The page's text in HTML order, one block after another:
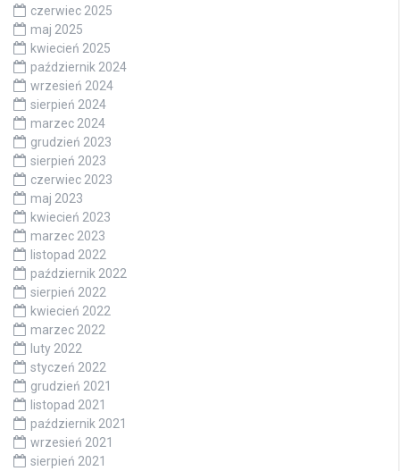
czerwiec 2025
maj 2025
kwiecień 2025
październik 2024
wrzesień 2024
sierpień 2024
marzec 2024
grudzień 2023
sierpień 2023
czerwiec 2023
maj 2023
kwiecień 2023
marzec 2023
listopad 2022
październik 2022
sierpień 2022
kwiecień 2022
marzec 2022
luty 2022
styczeń 2022
grudzień 2021
listopad 2021
październik 2021
wrzesień 2021
sierpień 2021